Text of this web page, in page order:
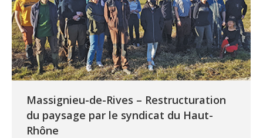
Massignieu-de-Rives – Restructuration
du paysage par le syndicat du Haut-
Rhône